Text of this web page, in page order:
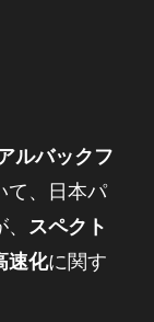
ルバックフ
て、日本パ
スペクト
速化に関す